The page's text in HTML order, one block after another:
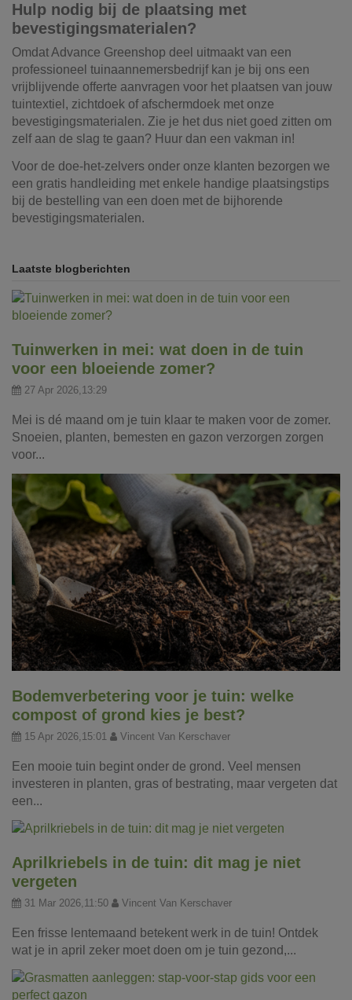
Hulp nodig bij de plaatsing met
bevestigingsmaterialen?
Omdat Advance Greenshop deel uitmaakt van een
professioneel tuinaannemersbedrijf kan je bij ons een
vrijblijvende offerte aanvragen voor het plaatsen van jouw
tuintextiel, zichtdoek of afschermdoek met onze
bevestigingsmaterialen. Zie je het dus niet goed zitten om
zelf aan de slag te gaan? Huur dan een vakman in!
Voor de doe-het-zelvers onder onze klanten bezorgen we
een gratis handleiding met enkele handige plaatsingstips
bij de bestelling van een doen met de bijhorende
bevestigingsmaterialen.
Laatste blogberichten
Tuinwerken in mei: wat doen in de tuin
voor een bloeiende zomer?
27 Apr 2026,13:29
Mei is dé maand om je tuin klaar te maken voor de zomer.
Snoeien, planten, bemesten en gazon verzorgen zorgen
voor...
Bodemverbetering voor je tuin: welke
compost of grond kies je best?
15 Apr 2026,15:01 Vincent Van Kerschaver
Een mooie tuin begint onder de grond. Veel mensen
investeren in planten, gras of bestrating, maar vergeten dat
een...
Aprilkriebels in de tuin: dit mag je niet
vergeten
31 Mar 2026,11:50 Vincent Van Kerschaver
Een frisse lentemaand betekent werk in de tuin! Ontdek
wat je in april zeker moet doen om je tuin gezond,...